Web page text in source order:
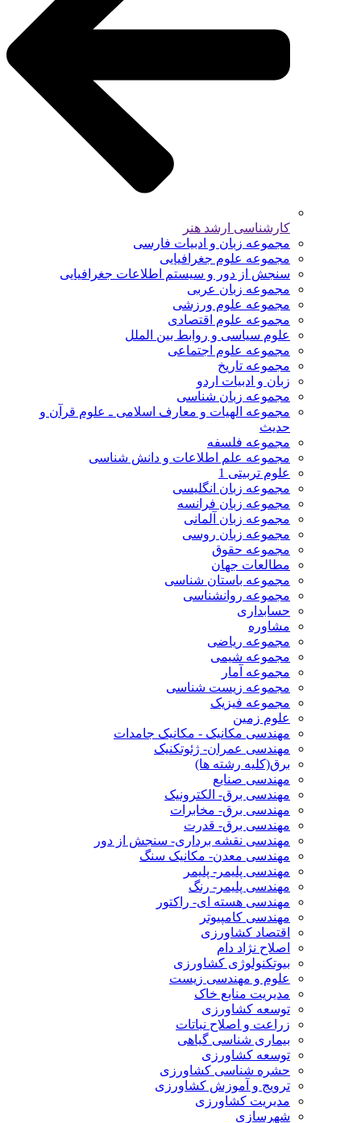
کارشناسی ارشد هنر
مجموعه زبان و ادبیات فارسی
مجموعه علوم جغرافیایی
سنجش از دور و سیستم اطلاعات جغرافیایی
مجموعه زبان عربی
مجموعه علوم ورزشی
مجموعه علوم اقتصادی
علوم سیاسی و روابط بین الملل
مجموعه علوم اجتماعی
مجموعه تاریخ
زبان و ادبیات اردو
مجموعه زبان شناسی
مجموعه الهیات و معارف اسلامی ـ علوم قرآن و
حدیث
مجموعه فلسفه
مجموعه علم اطلاعات و دانش شناسی
علوم تربیتی 1
مجموعه زبان انگلیسی
مجموعه زبان فرانسه
مجموعه زبان آلمانی
مجموعه زبان روسی
مجموعه حقوق
مطالعات جهان
مجموعه باستان شناسی
مجموعه روانشناسی
حسابداری
مشاوره
مجموعه ریاضی
مجموعه شیمی
مجموعه آمار
مجموعه زیست شناسی
مجموعه فیزیک
علوم زمین
مهندسی مکانیک - مکانیک جامدات
مهندسی عمران- ژئوتکنیک
برق(کلیه رشته ها)
مهندسی صنایع
مهندسی برق- الکترونیک
مهندسی برق- مخابرات
مهندسی برق- قدرت
مهندسی نقشه برداری- سنجش از دور
مهندسی معدن- مکانیک سنگ
مهندسی پلیمر- پلیمر
مهندسی پلیمر- رنگ
مهندسی هسته ای- راکتور
مهندسی کامپیوتر
اقتصاد کشاورزی
اصلاح نژاد دام
بیوتکنولوژی کشاورزی
علوم و مهندسی زیست
مدیریت منابع خاک
توسعه کشاورزی
زراعت و اصلاح نباتات
بیماری شناسی گیاهی
توسعه کشاورزی
حشره شناسی کشاورزی
ترویج و آموزش کشاورزی
مدیریت کشاورزی
شهرسازی